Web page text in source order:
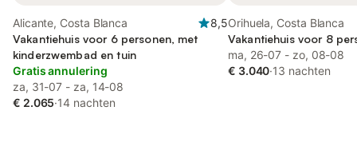
Alicante, Costa Blanca
8,5
Vakantiehuis voor 6 personen, met
kinderzwembad en tuin
Gratis annulering
za, 31-07 - za, 14-08
€ 2.065·14 nachten
Orihuela, Costa Blanca
Vakantiehuis voor 8
ma, 26-07 - zo, 08-08
€ 3.040·13 nachten